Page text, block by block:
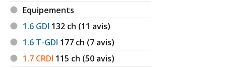
Equipements
1.6 GDI 132 ch (11 avis)
1.6 T-GDI 177 ch (7 avis)
1.7 CRDI 115 ch (50 avis)